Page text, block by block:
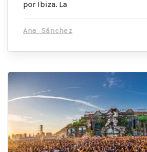
por Ibiza. La
Ana Sánchez